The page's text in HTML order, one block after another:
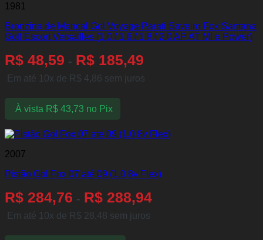
1981
Bronzina de Mancal Gol Voyage Parati Saveiro Fox Santana
Golf Escort Versailles (1.0 / 1.6 / 1.8 / 2.0 AP AT MI e Power)
R$ 48,59 - R$ 185,49
Em até 10x de R$ 4,86 sem juros
À vista R$43,73 no Pix
2007
Pistão Gol Fox 07 até 09 (1.0 8v Flex)
R$ 284,76 - R$ 288,94
Em até 10x de R$ 28,48 sem juros